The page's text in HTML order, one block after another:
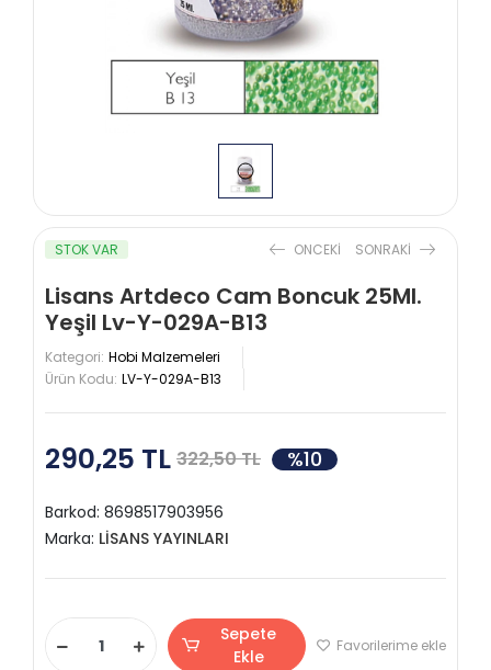
STOK VAR ONCEKI SONRAKI
Lisans Artdeco Cam Boncuk 25Ml.
Yeşil Lv-Y-029A-B13
Kategori: Hobi Malzemeleri
Ürün Kodu: LV-Y-029A-B13
290,25 TL 322,50 TL %10
Barkod: 8698517903956
Marka: LİSANS YAYINLARI
Sepete
Ekle
Favorilerime ekle